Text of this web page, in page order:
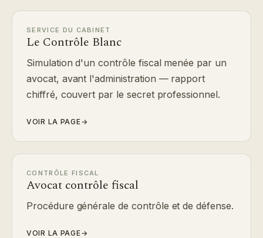
SERVICE DU CABINET
Le Contrôle Blanc
Simulation d'un contrôle fiscal menée par un
avocat, avant l'administration — rapport
chiffré, couvert par le secret professionnel.
VOIR LA PAGE→
CONTRÔLE FISCAL
Avocat contrôle fiscal
Procédure générale de contrôle et de défense.
VOIR LA PAGE→